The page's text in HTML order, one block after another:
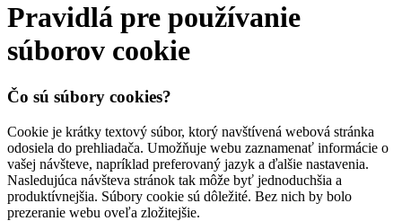
Pravidlá pre používanie
súborov cookie
Čo sú súbory cookies?
Cookie je krátky textový súbor, ktorý navštívená webová stránka
odosiela do prehliadača. Umožňuje webu zaznamenať informácie o
vašej návšteve, napríklad preferovaný jazyk a ďalšie nastavenia.
Nasledujúca návšteva stránok tak môže byť jednoduchšia a
produktívnejšia. Súbory cookie sú dôležité. Bez nich by bolo
prezeranie webu oveľa zložitejšie.